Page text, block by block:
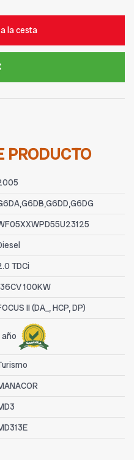
la cesta
PRODUCTO
TDCi
100KW
II (DA_, HCP, DP)
año